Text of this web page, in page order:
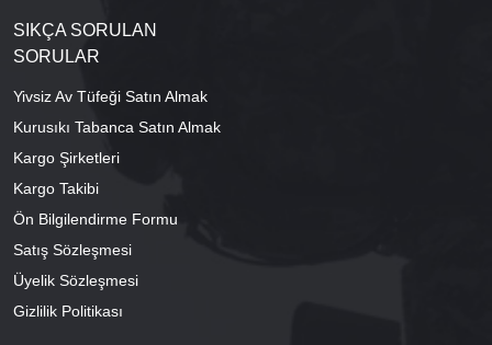
SIKÇA SORULAN
SORULAR
Yivsiz Av Tüfeği Satın Almak
Kurusıkı Tabanca Satın Almak
Kargo Şirketleri
Kargo Takibi
Ön Bilgilendirme Formu
Satış Sözleşmesi
Üyelik Sözleşmesi
Gizlilik Politikası